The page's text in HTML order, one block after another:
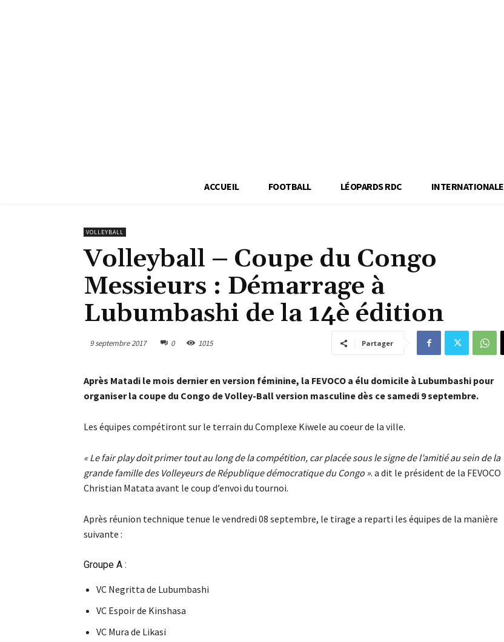
ACCUEIL FOOTBALL LÉOPARDS RDC INTERNATIONALE
VOLLEYBALL
Volleyball – Coupe du Congo
Messieurs : Démarrage à
Lubumbashi de la 14è édition
9 septembre 2017 0 1015 Partager
Après Matadi le mois dernier en version féminine, la FEVOCO a élu domicile à Lubumbashi pour
organiser la coupe du Congo de Volley-Ball version masculine dès ce samedi 9 septembre.
Les équipes compétiront sur le terrain du Complexe Kiwele au coeur de la ville.
« Le fair play doit primer tout au long de la compétition, car placée sous le signe de l’amitié au sein de la
grande famille des Volleyeurs de République démocratique du Congo ». a dit le président de la FEVOCO
Christian Matata avant le coup d’envoi du tournoi.
Après réunion technique tenue le vendredi 08 septembre, le tirage a reparti les équipes de la manière
suivante :
Groupe A :
VC Negritta de Lubumbashi
VC Espoir de Kinshasa
VC Mura de Likasi